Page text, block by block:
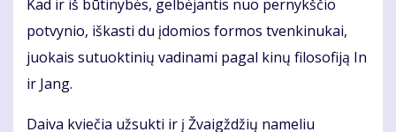
Kad ir iš būtinybės, gelbėjantis nuo pernykščio
potvynio, iškasti du įdomios formos tvenkinukai,
juokais sutuoktinių vadinami pagal kinų filosofiją In
ir Jang.
Daiva kviečia užsukti ir į Žvaigždžių nameliu